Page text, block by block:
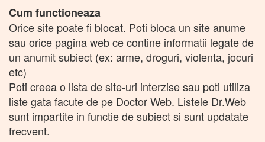
Cum functioneaza
Orice site poate fi blocat. Poti bloca un site anume
sau orice pagina web ce contine informatii legate de
un anumit subiect (ex: arme, droguri, violenta, jocuri
etc)
Poti creea o lista de site-uri interzise sau poti utiliza
liste gata facute de pe Doctor Web. Listele Dr.Web
sunt impartite in functie de subiect si sunt updatate
frecvent.